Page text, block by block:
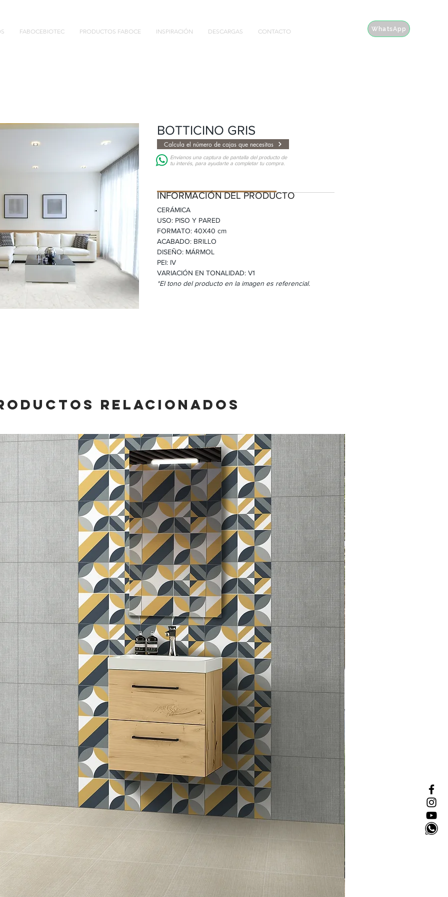
FABOCEBIOTEC PRODUCTOS FABOCE INSPIRACIÓN DESCARGAS CONTACTO WhatsApp
BOTTICINO GRIS
CERÁMICA
USO: PISO Y PARED
FORMATO: 40X40 cm
ACABADO: BRILLO
DISEÑO: MÁRMOL
PEI: IV
VARIACIÓN EN TONALIDAD: V1
*El tono del producto en la imagen es referencial.
INFORMACIÓN DEL PRODUCTO
Calcula el número de cajas que necesitas
Envíanos una captura de pantalla del producto de
tu interés, para ayudarte a completar tu compra.
RELACIONADOS